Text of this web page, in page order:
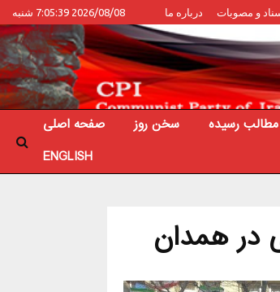
2026/08/08 7:05:39 شنبه و مصوبات درباره ما
صفحه اصلی سخن روز مطالب رسیده
ENGLISH
در همدان